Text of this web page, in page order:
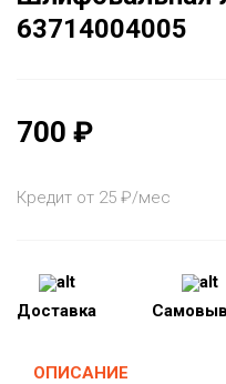
63714004005
700 ₽
Кредит от 25 ₽/мес
Доставка
ОПИСАНИЕ